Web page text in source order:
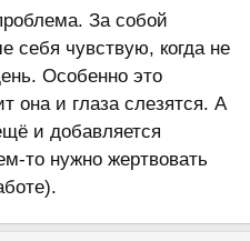
За собой
себя чувствую, когда не
Особенно это
она и глаза слезятся. А
и добавляется
то нужно жертвовать